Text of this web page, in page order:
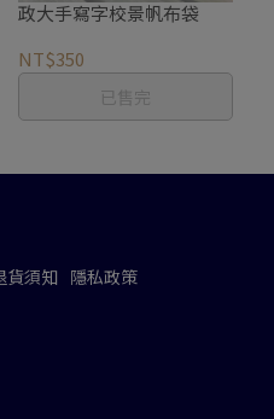
政大手寫字校景帆布袋
NT$350
已售完
貨須知 隱私政策